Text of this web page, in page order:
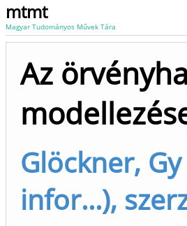
mtmt
Magyar Tudományos Művek Tára
Az
Glöckner,
infor...),